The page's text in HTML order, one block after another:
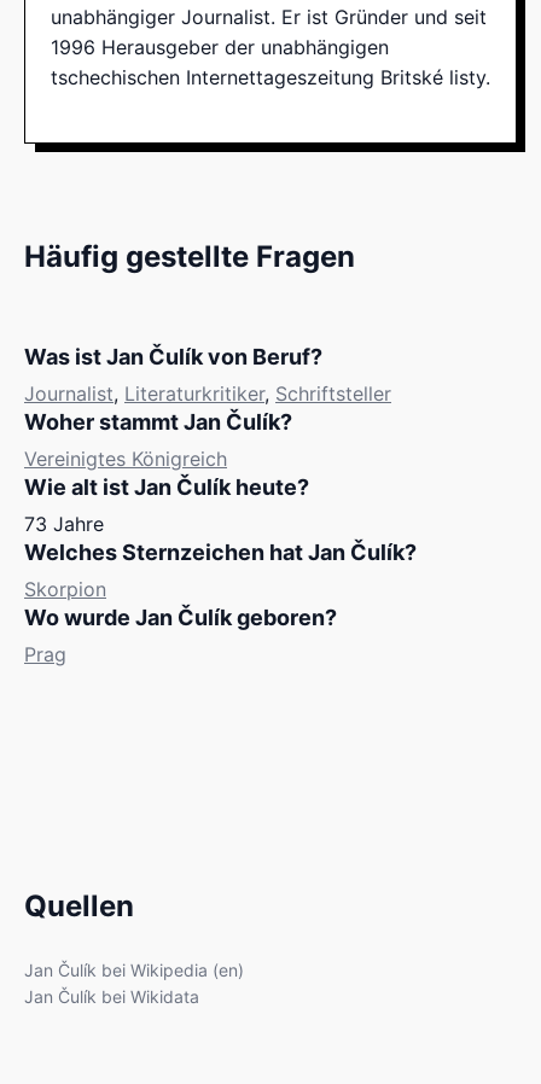
unabhängiger Journalist. Er ist Gründer und seit
1996 Herausgeber der unabhängigen
tschechischen Internettageszeitung Britské listy.
Häufig gestellte Fragen
Was ist Jan Čulík von Beruf?
Journalist, Literaturkritiker, Schriftsteller
Woher stammt Jan Čulík?
Vereinigtes Königreich
Wie alt ist Jan Čulík heute?
73 Jahre
Welches Sternzeichen hat Jan Čulík?
Skorpion
Wo wurde Jan Čulík geboren?
Prag
Quellen
Jan Čulík bei Wikipedia (en)
Jan Čulík bei Wikidata